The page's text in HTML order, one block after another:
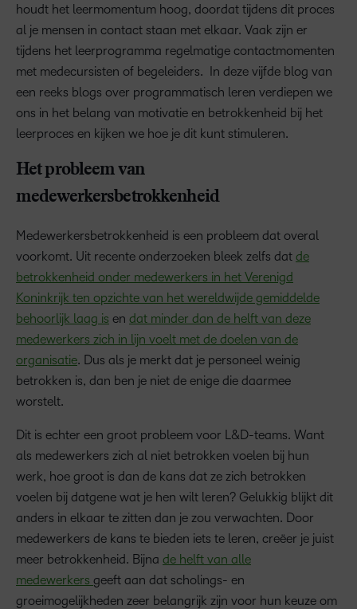
houdt het leermomentum hoog, doordat tijdens dit proces
al je mensen in contact staan met elkaar. Vaak zijn er
tijdens het leerprogramma regelmatige contactmomenten
met medecursisten of begeleiders. In deze vijfde blog van
een reeks blogs over programmatisch leren verdiepen we
ons in het belang van motivatie en betrokkenheid bij het
leerproces en kijken we hoe je dit kunt stimuleren.
Het probleem van
medewerkersbetrokkenheid
Medewerkersbetrokkenheid is een probleem dat overal
voorkomt. Uit recente onderzoeken bleek zelfs dat de
betrokkenheid onder medewerkers in het Verenigd
Koninkrijk ten opzichte van het wereldwijde gemiddelde
behoorlijk laag is en dat minder dan de helft van deze
medewerkers zich in lijn voelt met de doelen van de
organisatie. Dus als je merkt dat je personeel weinig
betrokken is, dan ben je niet de enige die daarmee
worstelt.
Dit is echter een groot probleem voor L&D-teams. Want
als medewerkers zich al niet betrokken voelen bij hun
werk, hoe groot is dan de kans dat ze zich betrokken
voelen bij datgene wat je hen wilt leren? Gelukkig blijkt dit
anders in elkaar te zitten dan je zou verwachten. Door
medewerkers de kans te bieden iets te leren, creëer je juist
meer betrokkenheid. Bijna de helft van alle
medewerkers geeft aan dat scholings- en
groeimogelijkheden zeer belangrijk zijn voor hun keuze om